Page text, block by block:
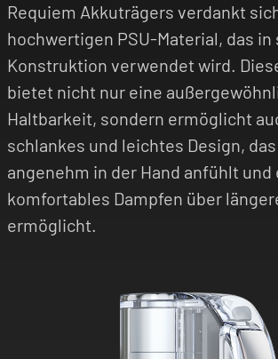
Requiem Akkuträgers verdankt
hochwertigen PSU-Material, das in
Konstruktion verwendet wird.
bietet nicht nur eine
Haltbarkeit, sondern ermöglicht
schlankes und leichtes Design,
angenehm in der Hand anfühlt und
komfortables Dampfen über
ermöglicht.